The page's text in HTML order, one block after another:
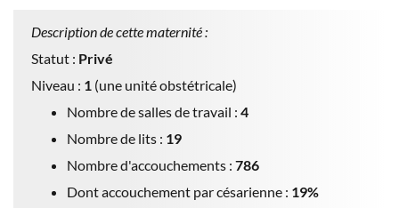
Description de cette maternité :
Statut : Privé
Niveau : 1 (une unité obstétricale)
Nombre de salles de travail : 4
Nombre de lits : 19
Nombre d'accouchements : 786
Dont accouchement par césarienne : 19%